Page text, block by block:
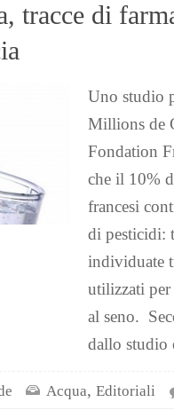
tracce di
Uno studio
Millions de
Fondation
che il 10%
francesi
di pesticidi:
individuate
utilizzati per
al seno.
dallo studio
Acqua, Editoriali